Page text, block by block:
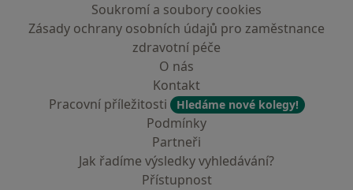
Soukromí a soubory cookies
Zásady ochrany osobních údajů pro zaměstnance
zdravotní péče
O nás
Kontakt
Pracovní příležitosti
Hledáme nové kolegy!
Podmínky
Partneři
Jak řadíme výsledky vyhledávání?
Přístupnost